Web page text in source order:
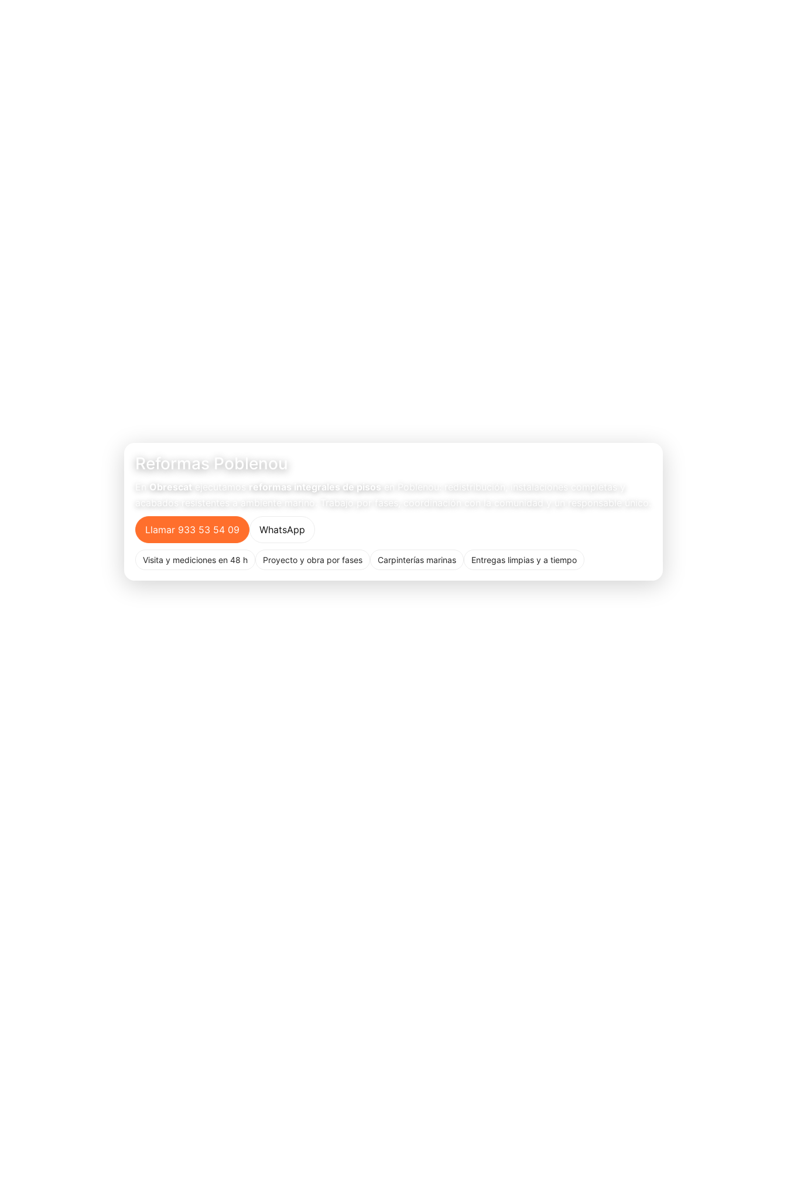
Reformas Poblenou
Obrescat ejecutamos reformas integrales de pisos
en Poblenou: redistribución, instalaciones completas y
acabados resistentes a ambiente marino. Trabajo por fases, coordinación con la comunidad y un responsable único.
Llamar 933 53 54 09 WhatsApp
Visita y mediciones en 48 h Proyecto y obra por fases Carpinterías marinas Entregas limpias y a tiempo